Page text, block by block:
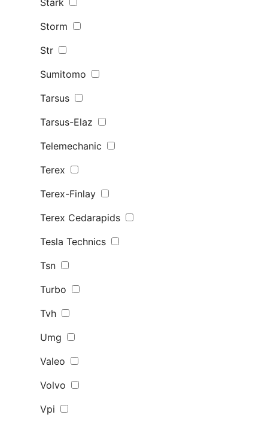
Stark
Storm
Str
Sumitomo
Tarsus
Tarsus-Elaz
Telemechanic
Terex
Terex-Finlay
Terex Сedarapids
Tesla Technics
Tsn
Turbo
Tvh
Umg
Valeo
Volvo
Vpi